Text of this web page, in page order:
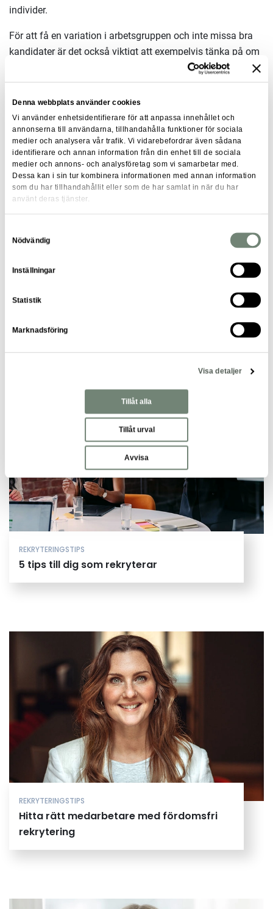
Denna webbplats använder cookies
Vi använder enhetsidentifierare för att anpassa innehållet och
annonserna till användarna, tillhandahålla funktioner för sociala
medier och analysera vår trafik. Vi vidarebefordrar även sådana
identifierare och annan information från din enhet till de sociala
medier och annons- och analysföretag som vi samarbetar med.
Dessa kan i sin tur kombinera informationen med annan information
som du har tillhandahållit eller som de har samlat in när du har
använt deras tjänster.
Nödvändig
Inställningar
Statistik
Marknadsföring
Visa detaljer
Tillåt alla
Tillåt urval
Avvisa
individer.
För att få en variation i arbetsgruppen och inte missa bra
kandidater är det också viktigt att exempelvis tänka på om
tjänsten verkligen kräver att personen ska tala ett visst
språk flytande, har utbildning från ett visst lärosäte, är i en
viss ålder för att passa in i arbetsgruppen eller har ett stort
idrottsintresse bara för att chefen eller majoriteten på
arbetsplatsen har det.
Texten är skriven av:Ida Viberg , Content Creator inom samhällsbyggnad
Relaterade artiklar
REKRYTERINGSTIPS
5 tips till dig som rekryterar
REKRYTERINGSTIPS
Hitta rätt medarbetare med fördomsfri
rekrytering